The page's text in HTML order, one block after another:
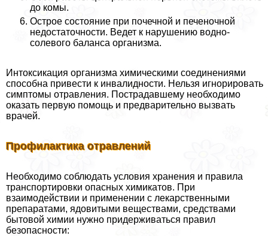
до комы.
Острое состояние при почечной и печеночной
недостаточности. Ведет к нарушению водно-
солевого баланса организма.
Интоксикация организма химическими соединениями
способна привести к инвалидности. Нельзя игнорировать
симптомы отравления. Пострадавшему необходимо
оказать первую помощь и предварительно вызвать
врачей.
Профилактика отравлений
Необходимо соблюдать условия хранения и правила
трaнcпортировки опасных химикатов. При
взаимодействии и применении с лекарственными
препаратами, ядовитыми веществами, средствами
бытовой химии нужно придерживаться правил
безопасности: